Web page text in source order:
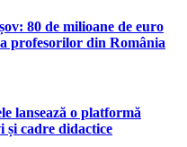
80 de milioane de euro
profesorilor din România
lansează o platformă
și cadre didactice